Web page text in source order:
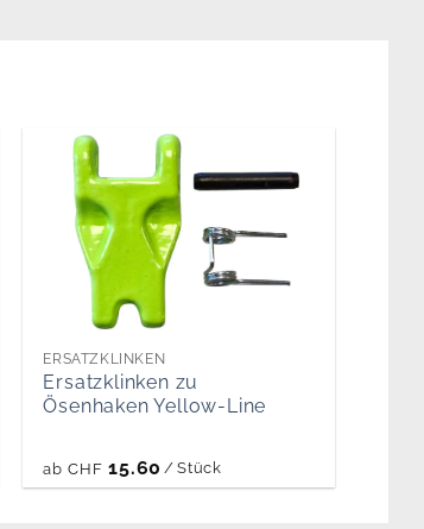
ERSATZKLINKEN
Ersatzklinken zu
Ösenhaken Yellow-Line
ab CHF 15.60 / Stück